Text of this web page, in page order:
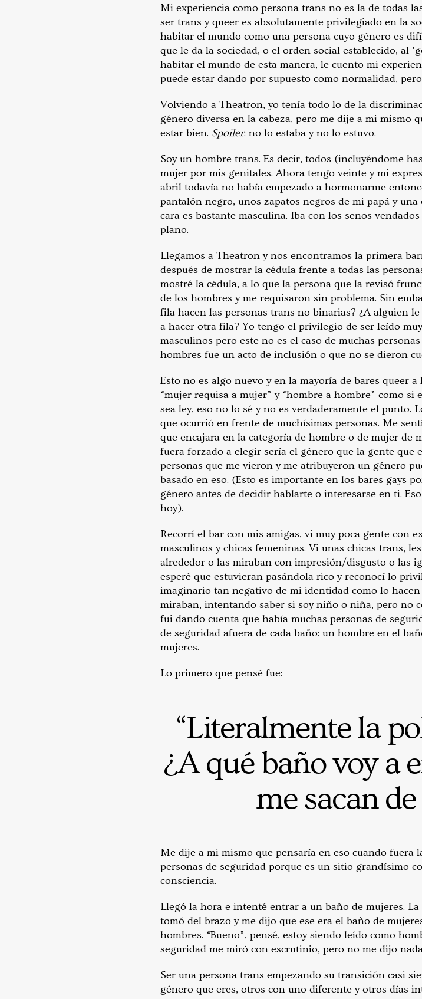
Mi experiencia como persona trans no es la de todas
ser trans y queer es absolutamente privilegiado en la
habitar el mundo como una persona cuyo género es
que le da la sociedad, o el orden social establecido, al
habitar el mundo de esta manera, le cuento mi
puede estar dando por supuesto como normalidad,
Volviendo a Theatron, yo tenía todo lo de la
género diversa en la cabeza, pero me dije a mi mismo
estar bien. Spoiler: no lo estaba y no lo estuvo.
Soy un hombre trans. Es decir, todos (incluyéndome
mujer por mis genitales. Ahora tengo veinte y mi
abril todavía no había empezado a hormonarme
pantalón negro, unos zapatos negros de mi papá y
cara es bastante masculina. Iba con los senos
plano.
Llegamos a Theatron y nos encontramos la primera
después de mostrar la cédula frente a todas las
mostré la cédula, a lo que la persona que la revisó
de los hombres y me requisaron sin problema. Sin
fila hacen las personas trans no binarias? ¿A alguien
a hacer otra fila? Yo tengo el privilegio de ser leído
masculinos pero este no es el caso de muchas
hombres fue un acto de inclusión o que no se dieron
Esto no es algo nuevo y en la mayoría de bares queer
“mujer requisa a mujer” y “hombre a hombre” como
sea ley, eso no lo sé y no es verdaderamente el punto.
que ocurrió en frente de muchísimas personas. Me
que encajara en la categoría de hombre o de mujer de
fuera forzado a elegir sería el género que la gente que
personas que me vieron y me atribuyeron un género
basado en eso. (Esto es importante en los bares gays
género antes de decidir hablarte o interesarse en ti.
hoy).
Recorrí el bar con mis amigas, vi muy poca gente con
masculinos y chicas femeninas. Vi unas chicas trans,
alrededor o las miraban con impresión/disgusto o las
esperé que estuvieran pasándola rico y reconocí lo
imaginario tan negativo de mi identidad como lo
miraban, intentando saber si soy niño o niña, pero no
fui dando cuenta que había muchas personas de
de seguridad afuera de cada baño: un hombre en el
mujeres.
Lo primero que pensé fue:
“Literalmente la
¿A qué baño voy a
me sacan
Me dije a mi mismo que pensaría en eso cuando fuera
personas de seguridad porque es un sitio grandísimo
consciencia.
Llegó la hora e intenté entrar a un baño de mujeres.
tomó del brazo y me dijo que ese era el baño de
hombres. “Bueno”, pensé, estoy siendo leído como
seguridad me miró con escrutinio, pero no me dijo
Ser una persona trans empezando su transición casi
género que eres, otros con uno diferente y otros días